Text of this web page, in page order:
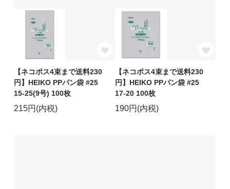
【ネコポス4束まで送料230
円】HEIKO PPパン袋 #25
15-25(9号) 100枚
215円(内税)
【ネコポス4束まで送料230
円】HEIKO PPパン袋 #25
17-20 100枚
190円(内税)